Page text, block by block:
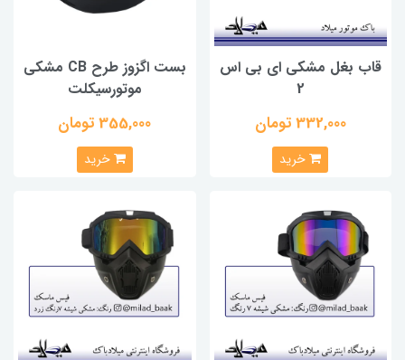
قاب بغل مشکی ای بی اس
2
332,000 تومان
خرید
بست اگزوز طرح CB مشکی
موتورسیکلت
355,000 تومان
خرید